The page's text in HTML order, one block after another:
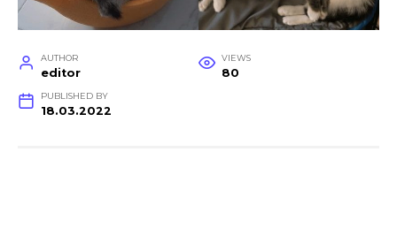
AUTHOR
editor
VIEWS
80
PUBLISHED BY
18.03.2022